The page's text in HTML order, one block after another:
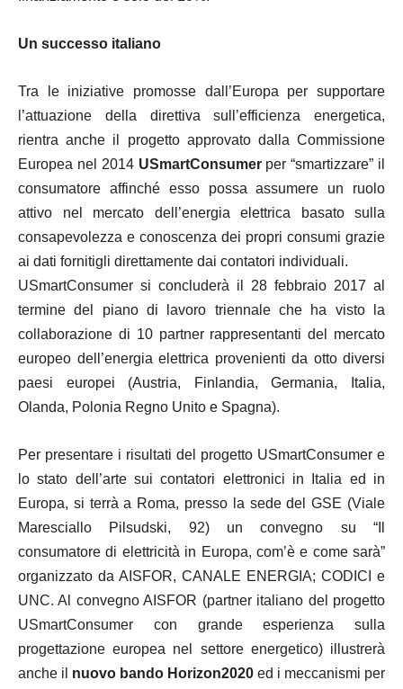
Un successo italiano
Tra le iniziative promosse dall’Europa per supportare
l’attuazione della direttiva sull’efficienza energetica,
rientra anche il progetto approvato dalla Commissione
Europea nel 2014 USmartConsumer per “smartizzare” il
consumatore affinché esso possa assumere un ruolo
attivo nel mercato dell’energia elettrica basato sulla
consapevolezza e conoscenza dei propri consumi grazie
ai dati fornitigli direttamente dai contatori individuali.
USmartConsumer si concluderà il 28 febbraio 2017 al
termine del piano di lavoro triennale che ha visto la
collaborazione di 10 partner rappresentanti del mercato
europeo dell’energia elettrica provenienti da otto diversi
paesi europei (Austria, Finlandia, Germania, Italia,
Olanda, Polonia Regno Unito e Spagna).
Per presentare i risultati del progetto USmartConsumer e
lo stato dell’arte sui contatori elettronici in Italia ed in
Europa, si terrà a Roma, presso la sede del GSE (Viale
Maresciallo Pilsudski, 92) un convegno su “Il
consumatore di elettricità in Europa, com’è e come sarà”
organizzato da AISFOR, CANALE ENERGIA; CODICI e
UNC. Al convegno AISFOR (partner italiano del progetto
USmartConsumer con grande esperienza sulla
progettazione europea nel settore energetico) illustrerà
anche il nuovo bando Horizon2020 ed i meccanismi per